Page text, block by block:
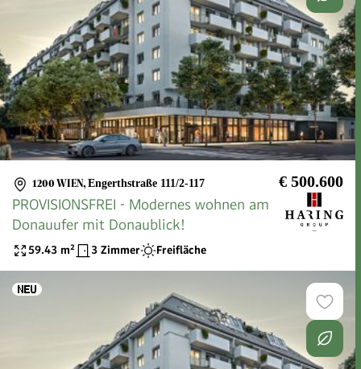
1200 WIEN, Engerthstraße 111/2-117 € 500.600
PROVISIONSFREI - Modernes wohnen am
Donauufer mit Donaublick!
59.43 m² 3 Zimmer Freifläche